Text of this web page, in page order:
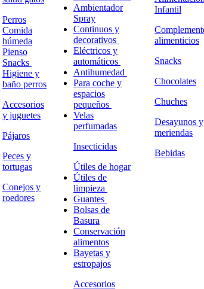
Perros
Comida
húmeda
Pienso
Snacks
Higiene y
baño perros
Accesorios
y juguetes
Pájaros
Peces y
tortugas
Conejos y
roedores
Ambientador
Spray
Continuos y
decorativos
Eléctricos y
automáticos
Antihumedad
Para coche y
espacios
pequeños
Velas
perfumadas
Insecticidas
Útiles de hogar
Útiles de
limpieza
Guantes
Bolsas de
Basura
Conservación
alimentos
Bayetas y
estropajos
Accesorios
Infantil
alimenticios
Snacks
Chocolates
Chuches
Desayunos y
meriendas
Bebidas